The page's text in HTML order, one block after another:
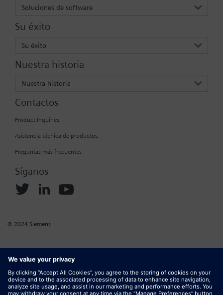
Soluciones de software
Su éxito
Su éxito
Nuestra historia
Nuestra historia
Contactos
Product Inquiries
Asistencia técnica de productos:
Preguntas más frecuentes
Síganos
© 2024 Siemens
Información corporativa Política sobre cookies
Política de confidencialidad Condiciones de uso